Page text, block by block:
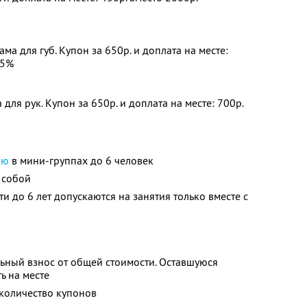
для губ. Купон за 650р. и доплата на месте:
рук. Купон за 650р. и доплата на месте: 700р.
в мини-группах до 6 человек
до 6 лет допускаются на занятия только вместе с
взнос от общей стоимости. Оставшуюся
на месте
купонов